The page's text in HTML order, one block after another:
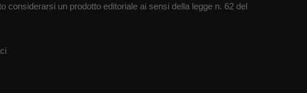
considerarsi un prodotto editoriale ai sensi della legge n. 62 del